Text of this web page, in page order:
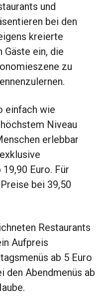
und
bei den
kreierte
Gäste ein, die
zu
einfach wie
Niveau
erlebbar
Euro. Für
bei 39,50
Restaurants
Aufpreis
ab 5 Euro
den Abendmenüs ab